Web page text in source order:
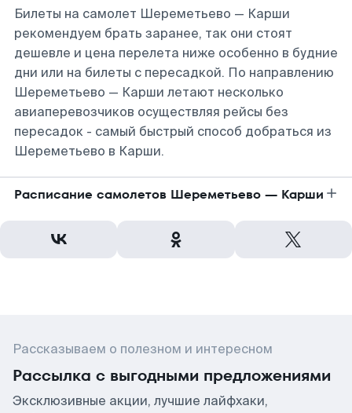
Билеты на самолет Шереметьево — Карши
рекомендуем брать заранее, так они стоят
дешевле и цена перелета ниже особенно в будние
дни или на билеты с пересадкой. По направлению
Шереметьево — Карши летают несколько
авиаперевозчиков осуществляя рейсы без
пересадок - самый быстрый способ добраться из
Шереметьево в Карши.
Расписание самолетов Шереметьево — Карши
Рассказываем о полезном и интересном
Рассылка с выгодными предложениями
Эксклюзивные акции, лучшие лайфхаки,